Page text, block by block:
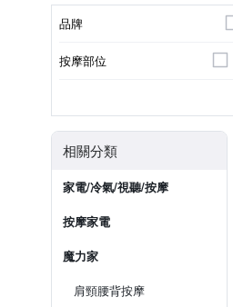
品牌
按摩部位
相關分類
家電/冷氣/視聽/按摩
按摩家電
魔力家
肩頸腰背按摩